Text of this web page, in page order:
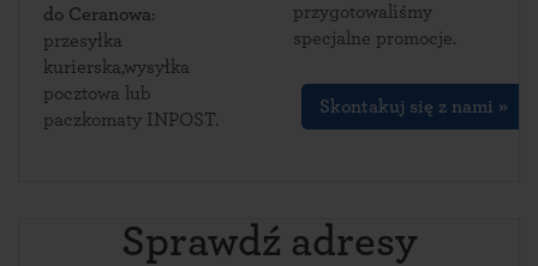
do Ceranowa:
przesyłka
kurierska,wysyłka
pocztowa lub
paczkomaty INPOST.
przygotowaliśmy
specjalne promocje.
Skontakuj się z nami »
Sprawdź adresy